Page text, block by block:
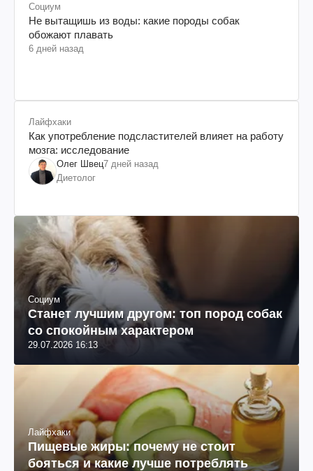
Социум
Не вытащишь из воды: какие породы собак
обожают плавать
6 дней назад
Лайфхаки
Как употребление подсластителей влияет на работу
мозга: исследование
Олег Швец7 дней назад
Диетолог
Социум
Станет лучшим другом: топ пород собак
со спокойным характером
29.07.2026 16:13
Лайфхаки
Пищевые жиры: почему не стоит
бояться и какие лучше потреблять